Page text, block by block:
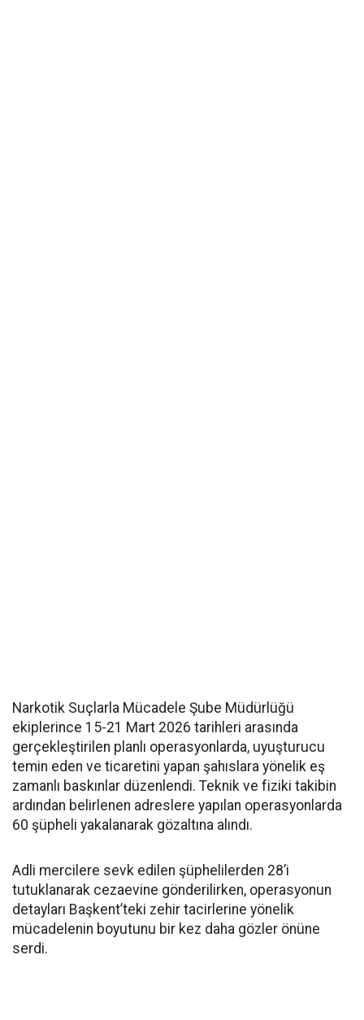
Narkotik Suçlarla Mücadele Şube Müdürlüğü
ekiplerince 15-21 Mart 2026 tarihleri arasında
gerçekleştirilen planlı operasyonlarda, uyuşturucu
temin eden ve ticaretini yapan şahıslara yönelik eş
zamanlı baskınlar düzenlendi. Teknik ve fiziki takibin
ardından belirlenen adreslere yapılan operasyonlarda
60 şüpheli yakalanarak gözaltına alındı.
Adli mercilere sevk edilen şüphelilerden 28’i
tutuklanarak cezaevine gönderilirken, operasyonun
detayları Başkent’teki zehir tacirlerine yönelik
mücadelenin boyutunu bir kez daha gözler önüne
serdi.